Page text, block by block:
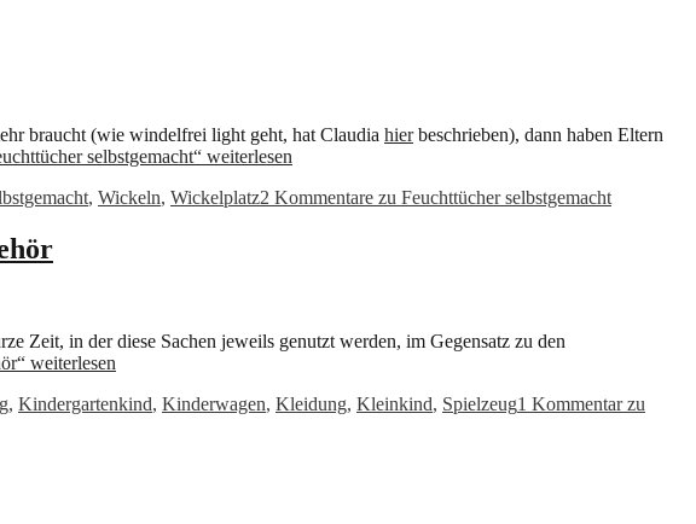
braucht (wie windelfrei light geht, hat Claudia hierbeschrieben), dann haben Eltern
selbstgemacht“ weiterlesen
, Wickeln, Wickelplatz2 Kommentare zu Feuchttücher selbstgemacht
Zeit, in der diese Sachen jeweils genutzt werden, im Gegensatz zu den
weiterlesen
, Kindergartenkind, Kinderwagen, Kleidung, Kleinkind, Spielzeug1 Kommentarzu